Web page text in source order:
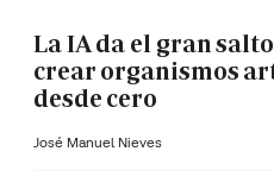
La IA da el gran
crear organismos
desde cero
José Manuel Nieves